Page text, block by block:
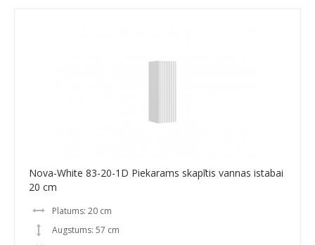
Nova-White 83-20-1D Piekarams skapītis vannas istabai
20 cm
Platums: 20 cm
Augstums: 57 cm